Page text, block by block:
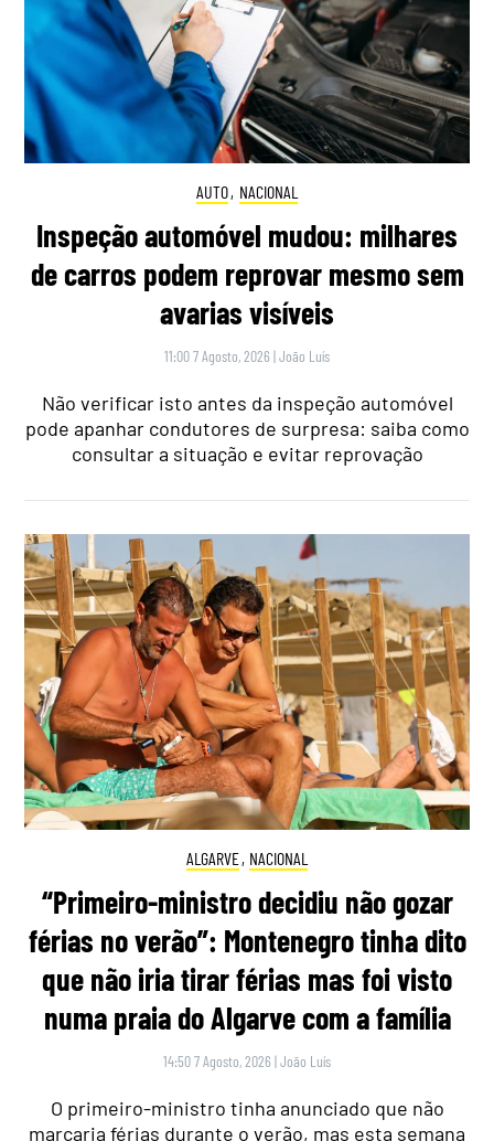
AUTO, NACIONAL
Inspeção automóvel mudou: milhares
de carros podem reprovar mesmo sem
avarias visíveis
11:00 7 Agosto, 2026 |João Luís
Não verificar isto antes da inspeção automóvel
pode apanhar condutores de surpresa: saiba como
consultar a situação e evitar reprovação
ALGARVE, NACIONAL
“Primeiro-ministro decidiu não gozar
férias no verão”: Montenegro tinha dito
que não iria tirar férias mas foi visto
numa praia do Algarve com a família
14:50 7 Agosto, 2026 |João Luís
O primeiro-ministro tinha anunciado que não
marcaria férias durante o verão, mas esta semana